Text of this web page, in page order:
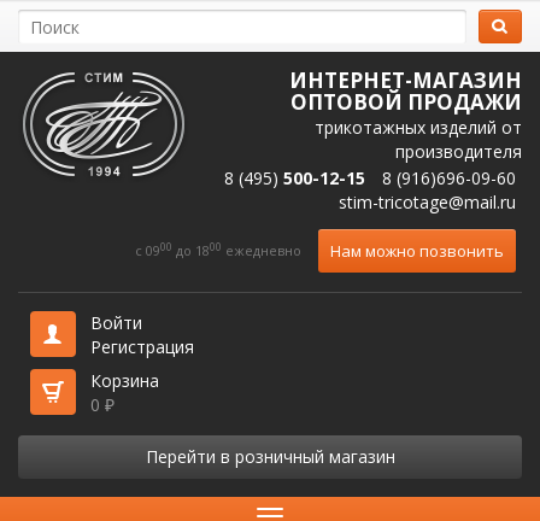
ИНТЕРНЕТ-МАГАЗИН
ОПТОВОЙ ПРОДАЖИ
трикотажных изделий от
производителя
8 (495) 500-12-15
8 (916)696-09-60
stim-tricotage@mail.ru
c 0900 до 1800 ежедневно Нам можно позвонить
Войти
Регистрация
Корзина
0 ₽
Перейти в розничный магазин